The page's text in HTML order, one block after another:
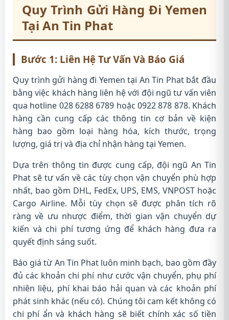
Quy Trình Gửi Hàng Đi Yemen
Tại An Tin Phat
Bước 1: Liên Hệ Tư Vấn Và Báo Giá
Quy trình gửi hàng đi Yemen tại An Tin Phat bắt đầu
bằng việc khách hàng liên hệ với đội ngũ tư vấn viên
qua hotline 028 6288 6789 hoặc 0922 878 878. Khách
hàng cần cung cấp các thông tin cơ bản về kiện
hàng bao gồm loại hàng hóa, kích thước, trọng
lượng, giá trị và địa chỉ nhận hàng tại Yemen.
Dựa trên thông tin được cung cấp, đội ngũ An Tin
Phat sẽ tư vấn về các tùy chọn vận chuyển phù hợp
nhất, bao gồm DHL, FedEx, UPS, EMS, VNPOST hoặc
Cargo Airline. Mỗi tùy chọn sẽ được phân tích rõ
ràng về ưu nhược điểm, thời gian vận chuyển dự
kiến và chi phí tương ứng để khách hàng đưa ra
quyết định sáng suốt.
Báo giá từ An Tin Phat luôn minh bạch, bao gồm đầy
đủ các khoản chi phí như cước vận chuyển, phụ phí
nhiên liệu, phí khai báo hải quan và các khoản phí
phát sinh khác (nếu có). Chúng tôi cam kết không có
chi phí ẩn và khách hàng sẽ biết chính xác số tiền